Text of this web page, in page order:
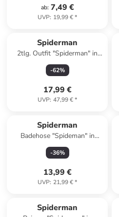
ab: 7,49 €
UVP: 19,99 €*
Spiderman
2tlg. Outfit "Spiderman" in
Grau
-62%
17,99 €
UVP: 47,99 €*
Spiderman
Badehose "Spideman" in
Dunkelblau/ Rot
-36%
13,99 €
UVP: 21,99 €*
Spiderman